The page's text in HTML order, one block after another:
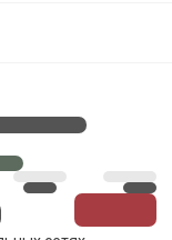
предмету
работы: